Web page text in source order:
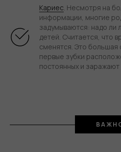
Кариес. Несмотря на
информации, многие
задумываются: надо ли
детей. Считается, что
сменятся. Это большая
первые зубки
постоянных и